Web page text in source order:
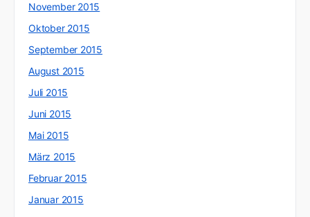
November 2015
Oktober 2015
September 2015
August 2015
Juli 2015
Juni 2015
Mai 2015
März 2015
Februar 2015
Januar 2015